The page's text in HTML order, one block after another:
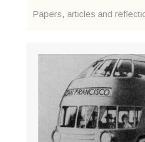
Papers, articles and